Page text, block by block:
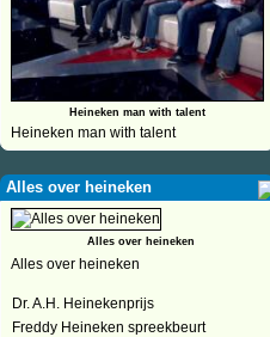
Heineken man with talent
Heineken man with talent
Alles over heineken
Alles over heineken
Alles over heineken
Dr. A.H. Heinekenprijs
Freddy Heineken spreekbeurt